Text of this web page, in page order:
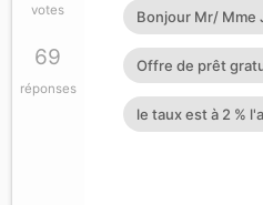
votes
69
réponses
Bonjour Mr/ Mme
Français honnête
J'octroie de
toutes personnes
besoin ou dans
Offre de prêt
le taux est à 2 %